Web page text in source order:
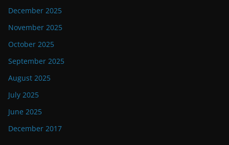
December 2025
November 2025
October 2025
September 2025
August 2025
July 2025
June 2025
December 2017